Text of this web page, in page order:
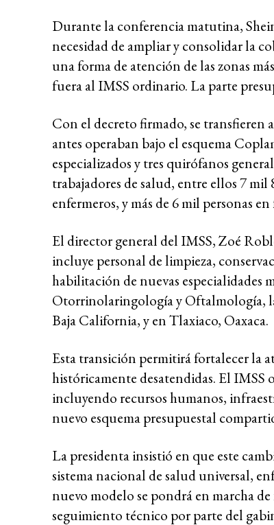
Durante la conferencia matutina,
necesidad de ampliar y consolidar la
una forma de atención de las zonas
fuera al IMSS ordinario. La parte
Con el decreto firmado, se transfieren
antes operaban bajo el esquema
especializados y tres quirófanos
trabajadores de salud, entre ellos 7 mil
enfermeros, y más de 6 mil personas
El director general del IMSS, Zoé
incluye personal de limpieza,
habilitación de nuevas especialidades
Otorrinolaringología y Oftalmología,
Baja California, y en Tlaxiaco, Oaxaca.
Esta transición permitirá fortalecer la
históricamente desatendidas. El IMSS
incluyendo recursos humanos,
nuevo esquema presupuestal
La presidenta insistió en que este
sistema nacional de salud universal,
nuevo modelo se pondrá en marcha
seguimiento técnico por parte del